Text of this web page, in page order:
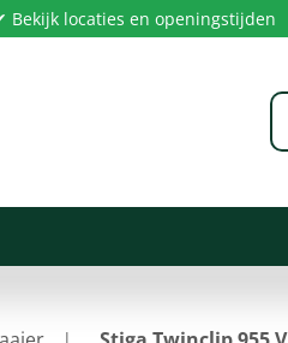
Bekijk locaties en openingstijden